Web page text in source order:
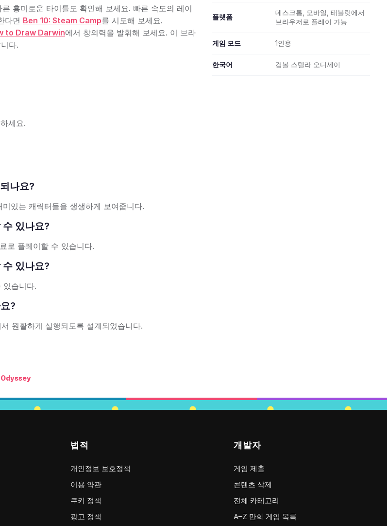
흥미로운 타이틀도 확인해 보세요. 빠른 속도의 레이
다면 Ben 10: Steam Camp를 시도해 보세요.
to Draw Darwin에서 창의력을 발휘해 보세요. 이 브라
다.
세요.
나요?
있는 캐릭터들을 생생하게 보여줍니다.
있나요?
로 플레이할 수 있습니다.
있나요?
있습니다.
?
원활하게 실행되도록 설계되었습니다.
플랫폼
데스크톱, 모바일, 태블릿에서
브라우저로 플레이 가능
게임 모드 1인용
한국어 검볼 스텔라 오디세이
법적
개인정보 보호정책
이용 약관
쿠키 정책
광고 정책
개발자
게임 제출
콘텐츠 삭제
전체 카테고리
A–Z 만화 게임 목록